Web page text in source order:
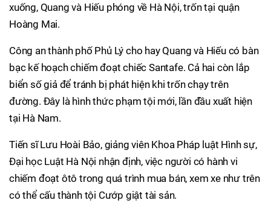
xuống, Quang và Hiếu phóng về Hà Nội, trốn tại quận
Hoàng Mai.
Công an thành phố Phủ Lý cho hay Quang và Hiếu có bàn
bạc kế hoạch chiếm đoạt chiếc Santafe. Cả hai còn lắp
biển số giả để tránh bị phát hiện khi trốn chạy trên
đường. Đây là hình thức phạm tội mới, lần đầu xuất hiện
tại Hà Nam.
Tiến sĩ Lưu Hoài Bảo, giảng viên Khoa Pháp luật Hình sự,
Đại học Luật Hà Nội nhận định, việc người có hành vi
chiếm đoạt ôtô trong quá trình mua bán, xem xe như trên
có thể cấu thành tội Cướp giật tài sản.